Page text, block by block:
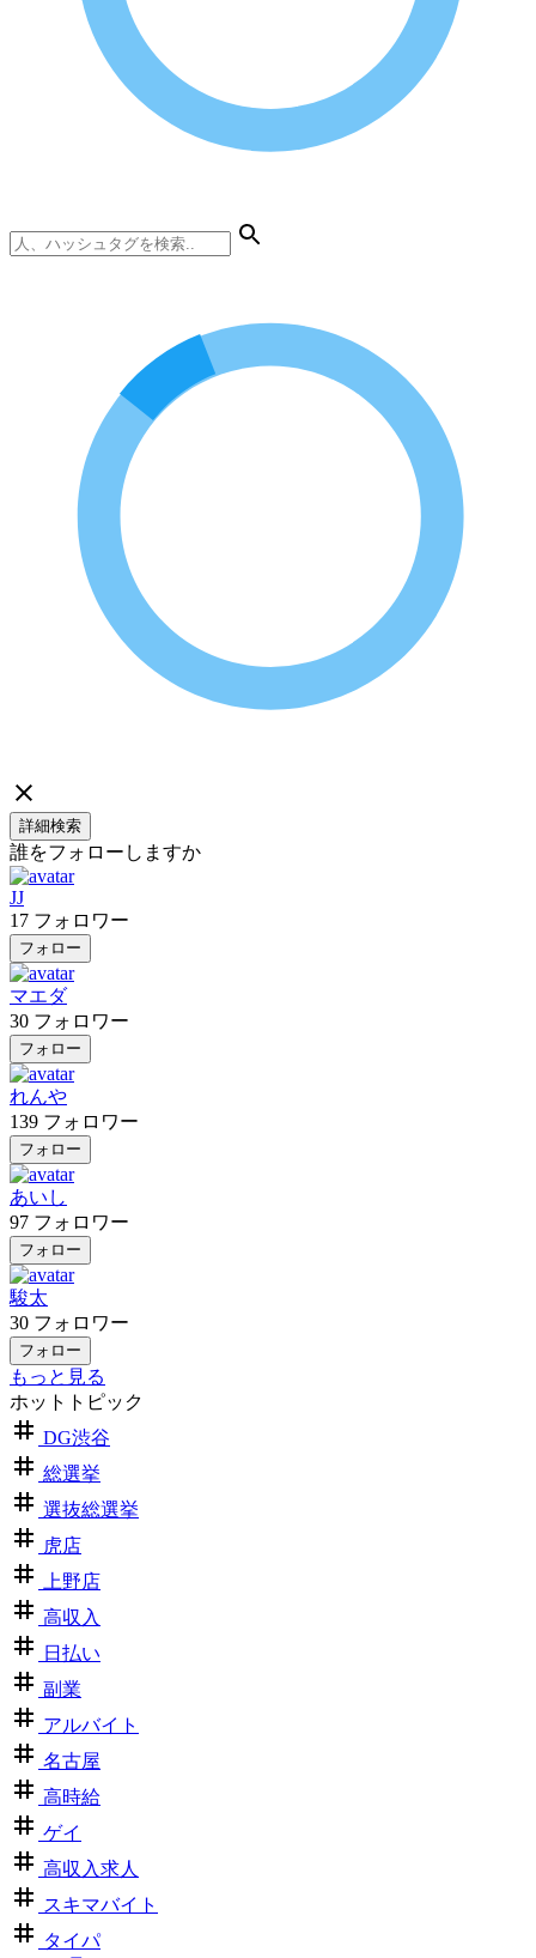
詳細検索
誰をフォローしますか
JJ
17 フォロワー
フォロー
マエダ
30 フォロワー
フォロー
れんや
139 フォロワー
フォロー
あいし
97 フォロワー
フォロー
駿太
30 フォロワー
フォロー
もっと見る
ホットトピック
DG渋谷
総選挙
選抜総選挙
虎店
上野店
高収入
日払い
副業
アルバイト
名古屋
高時給
ゲイ
高収入求人
スキマバイト
タイパ